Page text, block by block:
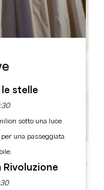
DAI 5 AI 12 ANNI
stelle
sotto una luce
una passeggiata